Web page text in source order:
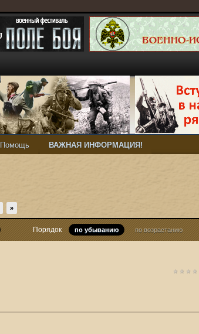
Помощь ВАЖНАЯ ИНФОРМАЦИЯ!
»
Порядок по убыванию по возрастанию